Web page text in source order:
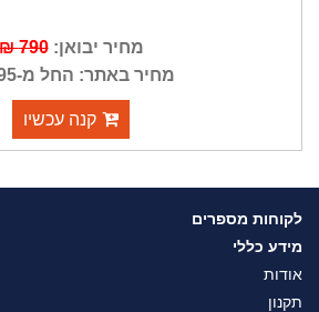
מחיר יבואן:790 ₪
מחיר באתר: החל מ-495 ₪
קנה עכשיו
לקוחות מספרים
מידע כללי
אודות
תקנון